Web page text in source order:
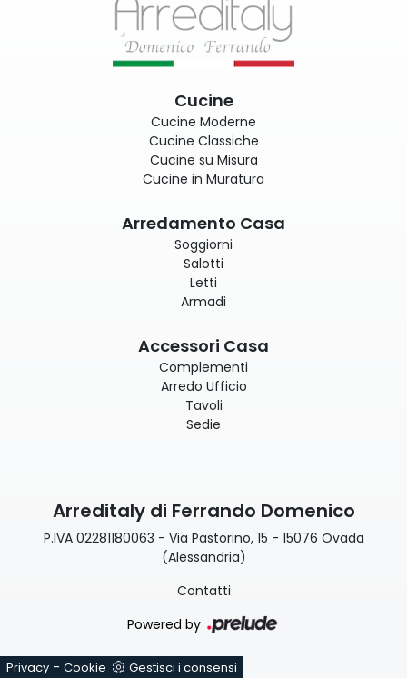
Cucine
Cucine Moderne
Cucine Classiche
Cucine su Misura
Cucine in Muratura
Arredamento Casa
Soggiorni
Salotti
Letti
Armadi
Accessori Casa
Complementi
Arredo Ufficio
Tavoli
Sedie
Arreditaly di Ferrando Domenico
P.IVA 02281180063 - Via Pastorino, 15 - 15076 Ovada
(Alessandria)
Contatti
Powered by
Privacy - Cookie Gestisci i consensi